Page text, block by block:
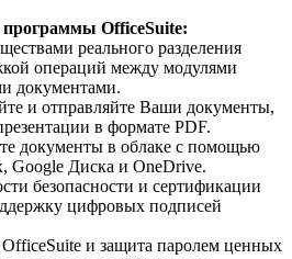
OfficeSuite:
реального разделения
операций между модулями
документами.
и отправляйте Ваши документы,
в формате PDF.
документы в облаке с помощью
Google Диска и OneDrive.
безопасности и сертификации
цифровых подписей
и защита паролем ценных